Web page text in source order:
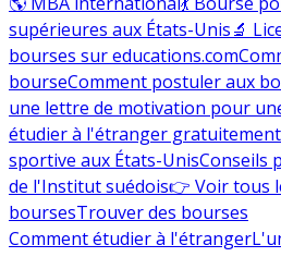
supérieures aux États-Unis🔬
bourses sur educations.com
bourseComment postuler aux
une lettre de motivation pour
étudier à l'étranger gratuitement
sportive aux États-UnisConseils
de l'Institut suédois👉 Voir tous
boursesTrouver des bourses
Comment étudier à l'étranger